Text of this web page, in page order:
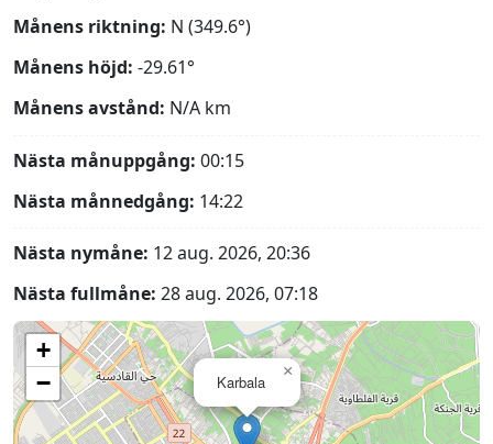
Månens riktning: N (349.6°)
Månens höjd: -29.61°
Månens avstånd: N/A km
Nästa månuppgång: 00:15
Nästa månnedgång: 14:22
Nästa nymåne: 12 aug. 2026, 20:36
Nästa fullmåne: 28 aug. 2026, 07:18
Karbala
×
+
−